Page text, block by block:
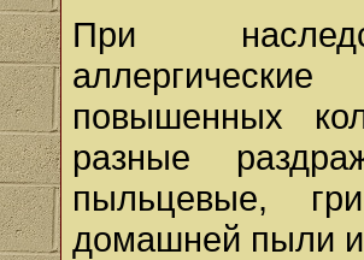
При
повышенных
разные
пыльцевые,
домашней пыли